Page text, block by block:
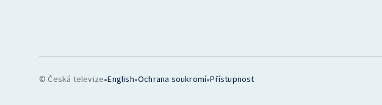
© Česká televize•English•Ochrana soukromí•Přístupnost